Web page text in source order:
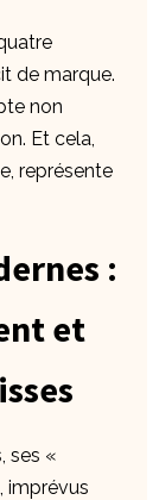
de marque.
non
Et cela,
représente
:
et
ses «
imprévus